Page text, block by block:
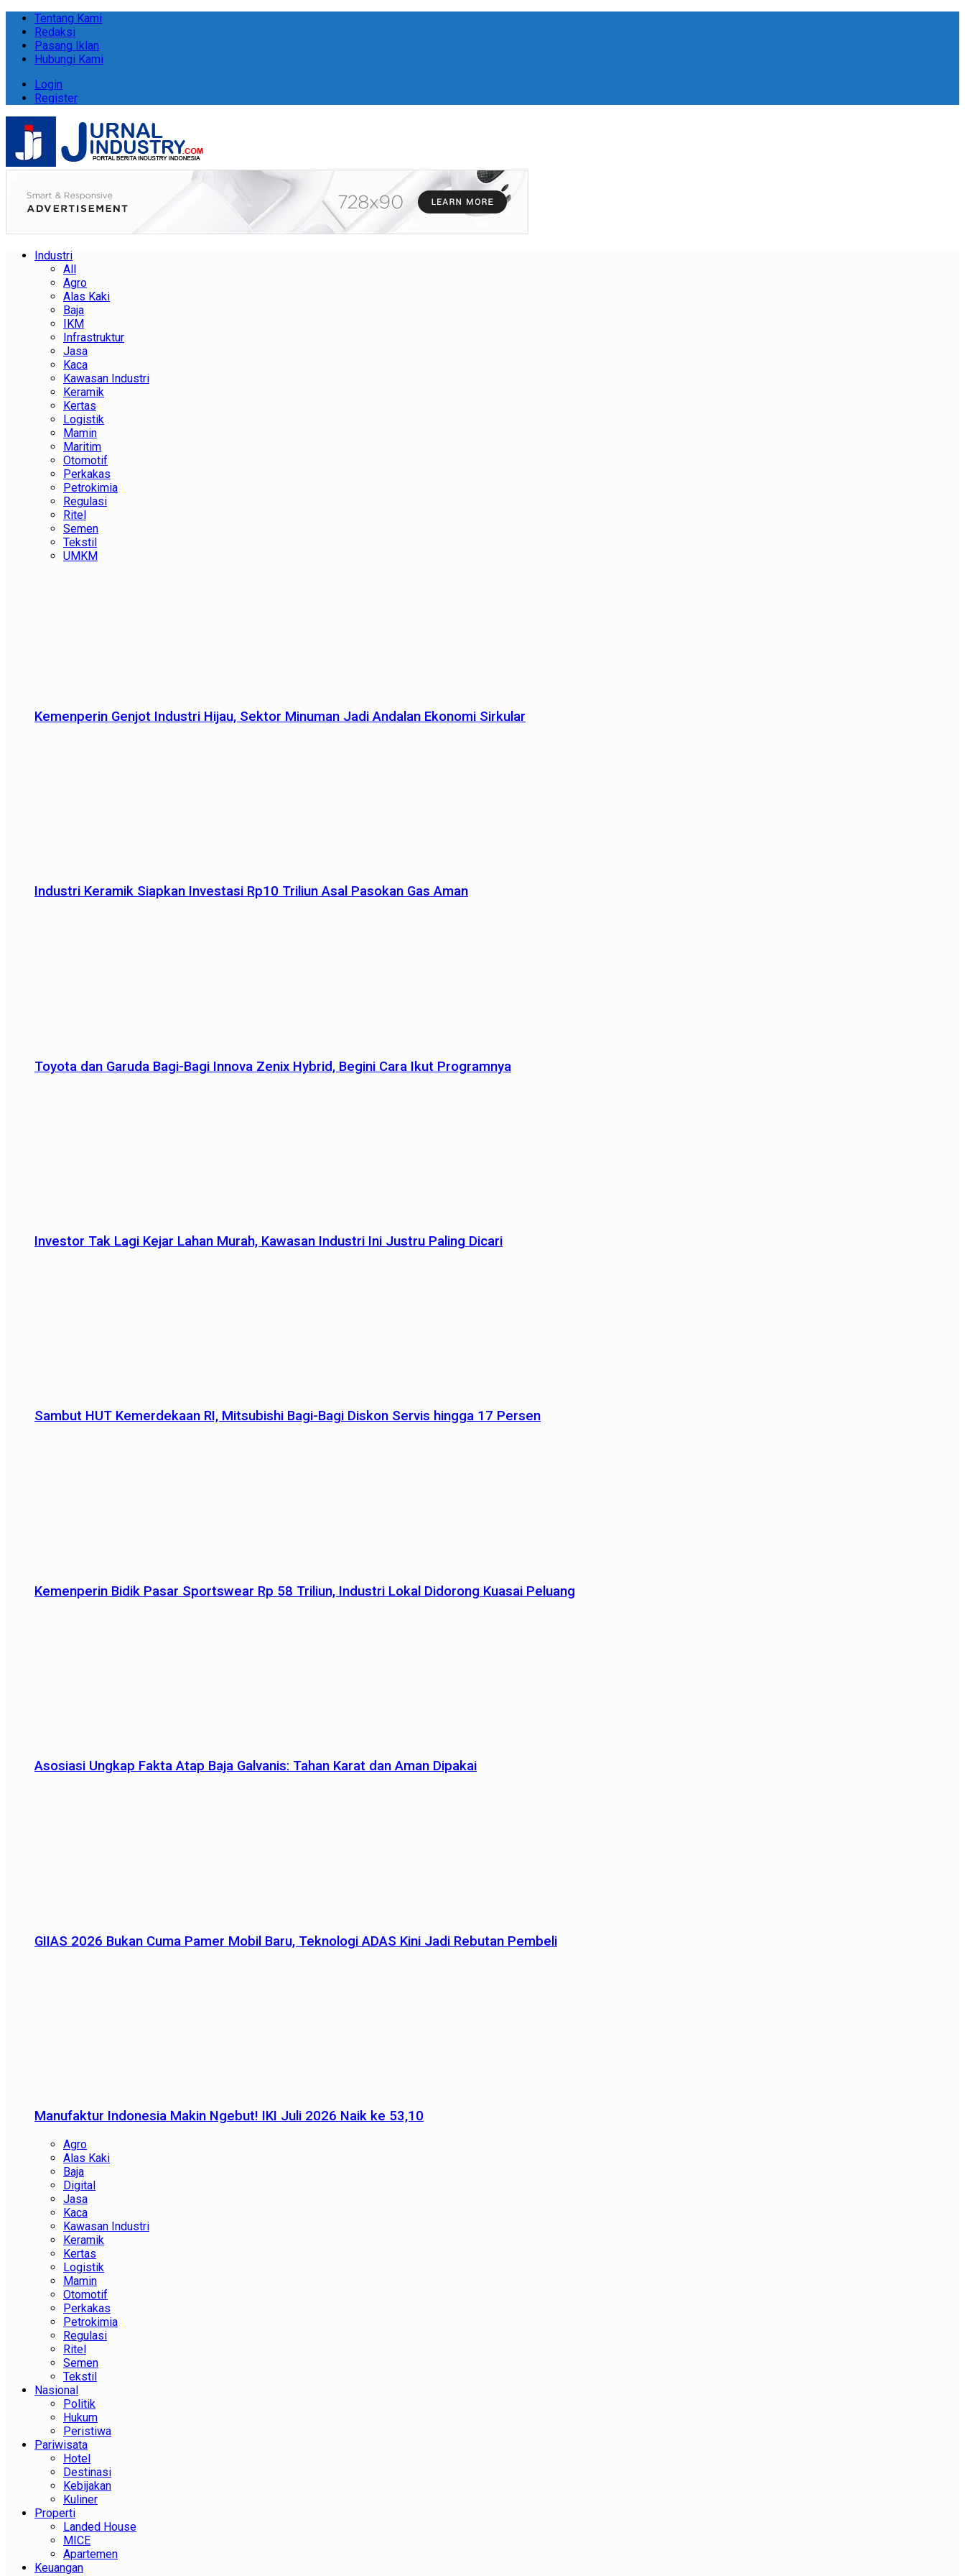
Tentang Kami
Redaksi
Pasang Iklan
Hubungi Kami
Login
Register
Industri
All
Agro
Alas Kaki
Baja
IKM
Infrastruktur
Jasa
Kaca
Kawasan Industri
Keramik
Kertas
Logistik
Mamin
Maritim
Otomotif
Perkakas
Petrokimia
Regulasi
Ritel
Semen
Tekstil
UMKM
Kemenperin Genjot Industri Hijau, Sektor Minuman Jadi Andalan Ekonomi Sirkular
Industri Keramik Siapkan Investasi Rp10 Triliun Asal Pasokan Gas Aman
Toyota dan Garuda Bagi-Bagi Innova Zenix Hybrid, Begini Cara Ikut Programnya
Investor Tak Lagi Kejar Lahan Murah, Kawasan Industri Ini Justru Paling Dicari
Sambut HUT Kemerdekaan RI, Mitsubishi Bagi-Bagi Diskon Servis hingga 17 Persen
Kemenperin Bidik Pasar Sportswear Rp 58 Triliun, Industri Lokal Didorong Kuasai Peluang
Asosiasi Ungkap Fakta Atap Baja Galvanis: Tahan Karat dan Aman Dipakai
GIIAS 2026 Bukan Cuma Pamer Mobil Baru, Teknologi ADAS Kini Jadi Rebutan Pembeli
Manufaktur Indonesia Makin Ngebut! IKI Juli 2026 Naik ke 53,10
Agro
Alas Kaki
Baja
Digital
Jasa
Kaca
Kawasan Industri
Keramik
Kertas
Logistik
Mamin
Otomotif
Perkakas
Petrokimia
Regulasi
Ritel
Semen
Tekstil
Nasional
Politik
Hukum
Peristiwa
Pariwisata
Hotel
Destinasi
Kebijakan
Kuliner
Properti
Landed House
MICE
Apartemen
Keuangan